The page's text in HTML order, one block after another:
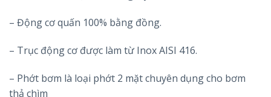
– Động cơ quấn 100% bằng đồng.
– Trục động cơ được làm từ Inox AISI 416.
– Phớt bơm là loại phớt 2 mặt chuyên dụng cho bơm
thả chìm